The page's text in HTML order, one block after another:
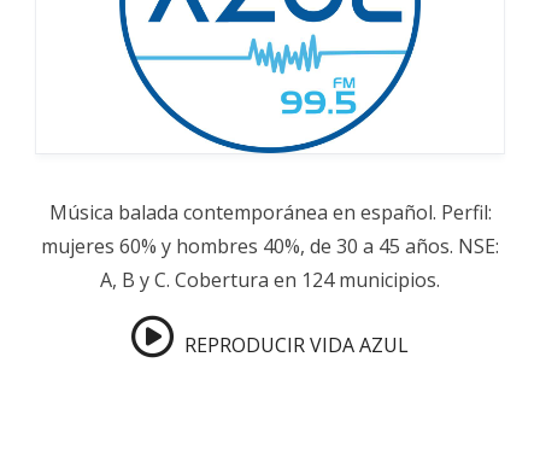
Música balada contemporánea en español. Perfil:
mujeres 60% y hombres 40%, de 30 a 45 años. NSE:
A, B y C. Cobertura en 124 municipios.
REPRODUCIR VIDA AZUL